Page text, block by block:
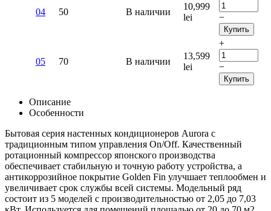
04 50 В наличии
10,999
lei
−
Купить
05 70 В наличии
13,599
lei
+
−
Купить
Описание
Особенности
Бытовая серия настенных кондиционеров Aurora с
традиционным типом управления On/Off. Качественный
ротационный компрессор японского производства
обеспечивает стабильную и точную работу устройства, а
антикоррозийное покрытие Golden Fin улучшает теплообмен и
увеличивает срок службы всей системы. Модельный ряд
состоит из 5 моделей с производительностью от 2,05 до 7,03